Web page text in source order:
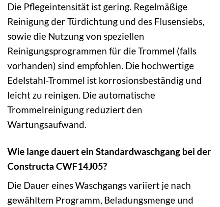
Die Pflegeintensität ist gering. Regelmäßige
Reinigung der Türdichtung und des Flusensiebs,
sowie die Nutzung von speziellen
Reinigungsprogrammen für die Trommel (falls
vorhanden) sind empfohlen. Die hochwertige
Edelstahl-Trommel ist korrosionsbeständig und
leicht zu reinigen. Die automatische
Trommelreinigung reduziert den
Wartungsaufwand.
Wie lange dauert ein Standardwaschgang bei der
Constructa CWF14J05?
Die Dauer eines Waschgangs variiert je nach
gewähltem Programm, Beladungsmenge und